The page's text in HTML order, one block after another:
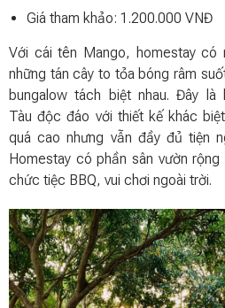
Giá tham khảo: 1.200.000 VNĐ
Với cái tên Mango, homestay có
những tán cây to tỏa bóng râm
bungalow tách biệt nhau. Đây là
Tàu độc đáo với thiết kế khác
quá cao nhưng vẫn đầy đủ tiện
Homestay có phần sân vườn
chức tiệc BBQ, vui chơi ngoài trời.